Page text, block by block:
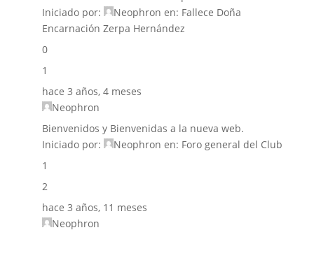
Iniciado por:
Neophron en: Fallece Doña
Encarnación Zerpa Hernández
0
1
hace 3 años, 4 meses
Neophron
Bienvenidos y Bienvenidas a la nueva web.
Iniciado por:
Neophron en: Foro general del Club
1
2
hace 3 años, 11 meses
Neophron